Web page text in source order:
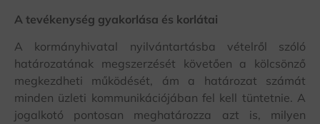
A tevékenység gyakorlása és korlátai
A kormányhivatal nyilvántartásba vételről szóló
határozatának megszerzését követően a kölcsönző
megkezdheti működését, ám a határozat számát
minden üzleti kommunikációjában fel kell tüntetnie. A
jogalkotó pontosan meghatározza azt is, milyen